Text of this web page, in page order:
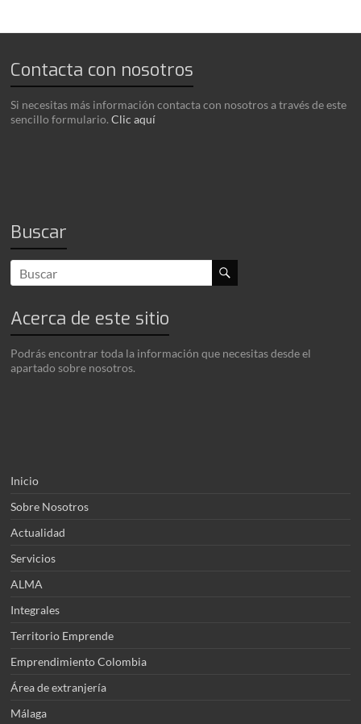
Contacta con nosotros
Si necesitas más información contacta con nosotros a través de este
sencillo formulario.Clic aquí
Buscar
Acerca de este sitio
Podrás encontrar toda la información que necesitas desde el
apartado sobre nosotros.
Inicio
Sobre Nosotros
Actualidad
Servicios
ALMA
Integrales
Territorio Emprende
Emprendimiento Colombia
Área de extranjería
Málaga